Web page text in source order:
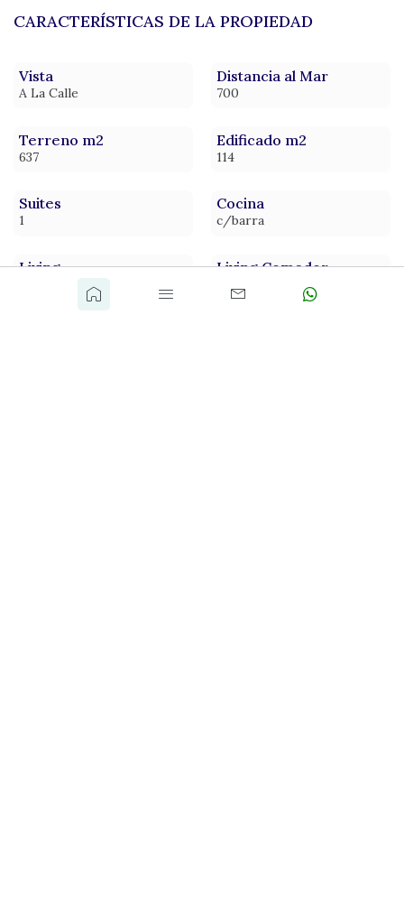
CARACTERÍSTICAS DE LA PROPIEDAD
Vista
A La Calle
Distancia al Mar
700
Terreno m2
637
Edificado m2
114
Suites
1
Cocina
c/barra
Living Living Comedor